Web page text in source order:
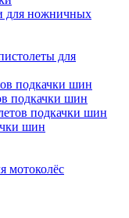
для ножничных
для
подкачки шин
подкачки шин
подкачки шин
шин
мотоколёс